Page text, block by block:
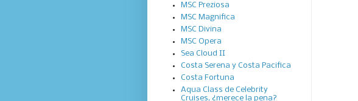
MSC Preziosa
MSC Magnifica
MSC Divina
MSC Opera
Sea Cloud II
Costa Serena y Costa Pacifica
Costa Fortuna
Aqua Class de Celebrity
Cruises, ¿merece la pena?